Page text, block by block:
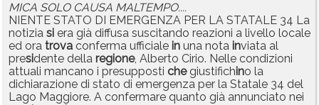
MICA SOLO CAUSA MALTEMPO....
NIENTE STATO DI EMERGENZA PER LA STATALE 34 La
notizia si era già diffusa suscitando reazioni a livello locale
ed ora trova conferma ufficiale in una nota inviata al
presidente della regione, Alberto Cirio. Nelle condizioni
attuali mancano i presupposti chegiustifichino la
dichiarazione di stato di emergenza per la Statale 34 del
Lago Maggiore. A confermare quanto già annunciato nei